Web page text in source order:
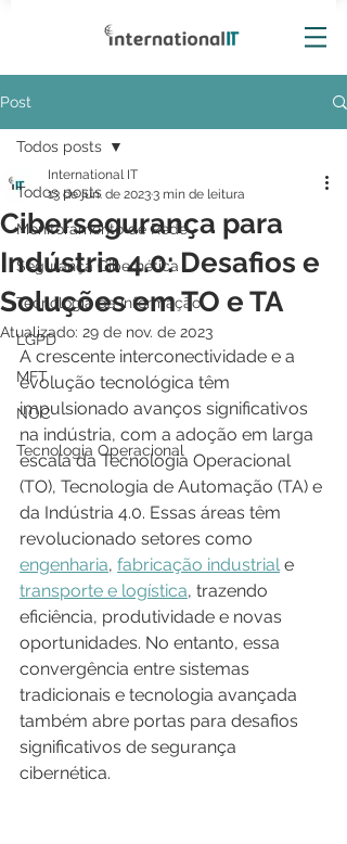
Post
Todos posts
Monitoramento de Rede
Segurança Cibernética
Tecnologia da Informação
LGPD
MFT
NOC
Tecnologia Operacional
Todos posts
Cibersegurança para
Indústria 4.0: Desafios e
Soluções em TO e TA
International IT
13 de jun. de 20233 min de leitura
Atualizado: 29 de nov. de 2023
A crescente interconectividade e a
evolução tecnológica têm
impulsionado avanços significativos
na indústria, com a adoção em larga
escala da Tecnologia Operacional
(TO), Tecnologia de Automação (TA) e
da Indústria 4.0. Essas áreas têm
revolucionado setores como
engenharia, fabricação industrial e
transporte e logística, trazendo
eficiência, produtividade e novas
oportunidades. No entanto, essa
convergência entre sistemas
tradicionais e tecnologia avançada
também abre portas para desafios
significativos de segurança
cibernética.